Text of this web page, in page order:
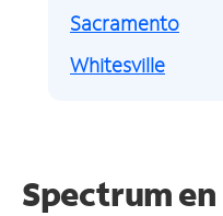
Sacramento
Whitesville
Spectrum en